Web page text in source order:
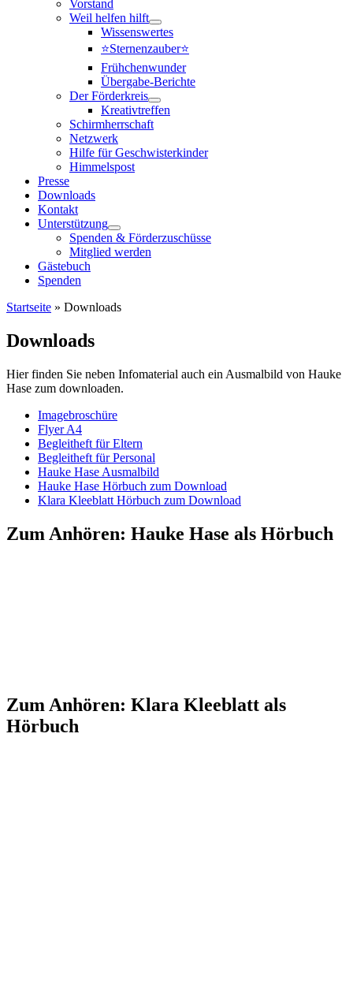
Vorstand
Weil helfen hilft
Wissenswertes
⭐Sternenzauber⭐
Frühchenwunder
Übergabe-Berichte
Der Förderkreis
Kreativtreffen
Schirmherrschaft
Netzwerk
Hilfe für Geschwisterkinder
Himmelspost
Presse
Downloads
Kontakt
Unterstützung
Spenden & Förderzuschüsse
Mitglied werden
Gästebuch
Spenden
Startseite » Downloads
Downloads
Hier finden Sie neben Infomaterial auch ein Ausmalbild von Hauke
Hase zum downloaden.
Imagebroschüre
Flyer A4
Begleitheft für Eltern
Begleitheft für Personal
Hauke Hase Ausmalbild
Hauke Hase Hörbuch zum Download
Klara Kleeblatt Hörbuch zum Download
Zum Anhören: Hauke Hase als Hörbuch
Zum Anhören: Klara Kleeblatt als
Hörbuch